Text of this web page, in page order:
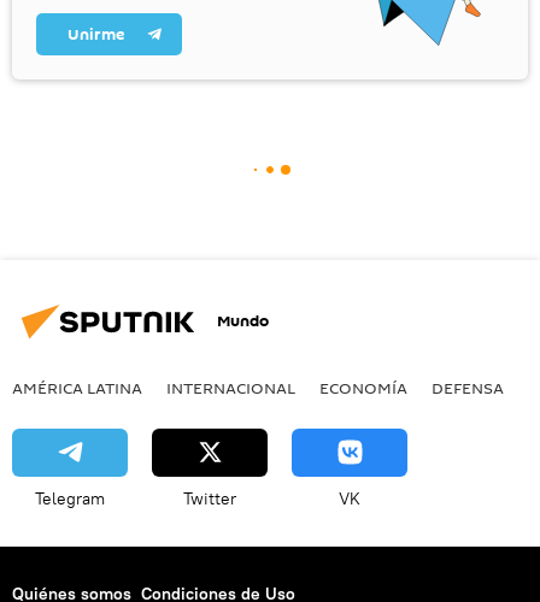
Unirme
Mundo
AMÉRICA LATINA INTERNACIONAL ECONOMÍA DEFENSA
Telegram Twitter VK
Quiénes somos Condiciones de Uso